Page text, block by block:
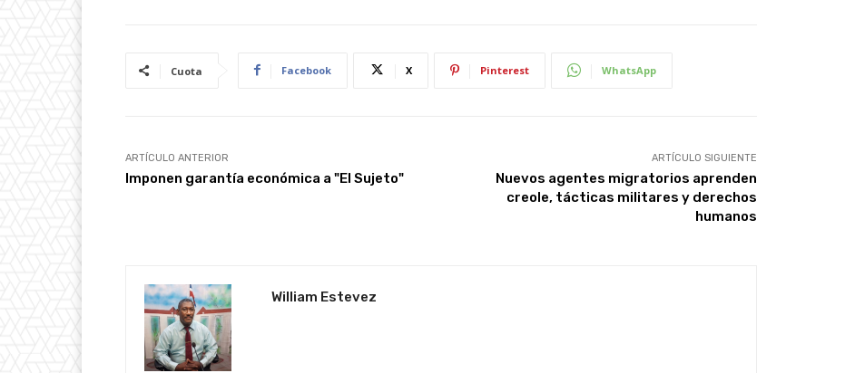
Cuota Facebook X Pinterest WhatsApp
ARTÍCULO ANTERIOR
Imponen garantía económica a "El Sujeto"
ARTÍCULO SIGUIENTE
Nuevos agentes migratorios aprenden
creole, tácticas militares y derechos
humanos
William Estevez